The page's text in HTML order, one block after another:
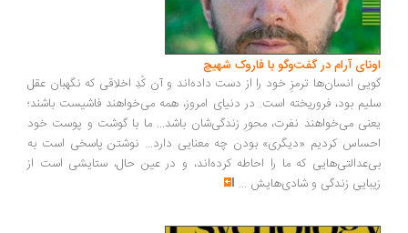
آرام در گفت‌وگو با فاروک شهیچ‭
انسان‌ها ترمزِ خود را از دست داده‌اند و آن کُدِ اخلاقی که نگهبان عقل
بود، فروریخته است. در دنیای امروز، همه می‌خواهند فاشیست باشند؛
می‌خواهند نفرت، محورِ زندگی‌شان باشد... ما با گوشت و پوست خود
کردیم «دیگری» بودن چه معنایی دارد... نوشتن پاسخی است به
که ما را احاطه کرده‌اند، و در عین حال، ستایشی است از
زندگی و شادی‌هایش...